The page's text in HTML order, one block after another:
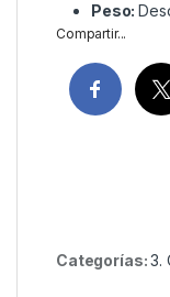
Peso:
Compartir...
Categorías:3.